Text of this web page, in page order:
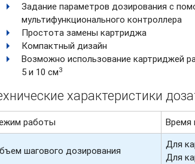
Задание параметров дозирования с
мультифункционального контроллера
Простота замены картриджа
Компактный дизайн
Возможно использование картриджей
5 и 10 см3
характеристики
работы Время
шагового дозирования
Для
Для